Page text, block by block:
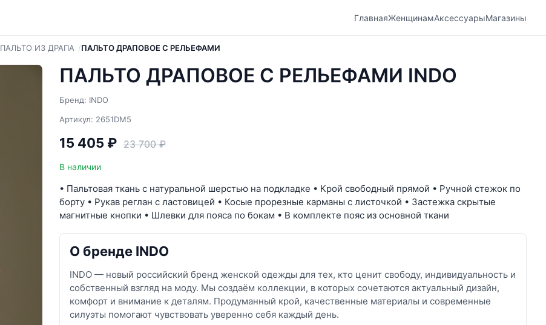
ГлавнаяЖенщинамАксессуарыМагазины
ПАЛЬТО ИЗ ДРАПА ПАЛЬТО ДРАПОВОЕ С РЕЛЬЕФАМИ
ПАЛЬТО ДРАПОВОЕ С РЕЛЬЕФАМИ INDO
Бренд: INDO
Артикул: 2651DM5
15 405 ₽ 23 700 ₽
В наличии
• Пальтовая ткань с натуральной шерстью на подкладке • Крой свободный прямой • Ручной стежок по
борту • Рукав реглан с ластовицей • Косые прорезные карманы с листочкой • Застежка скрытые
магнитные кнопки • Шлевки для пояса по бокам • В комплекте пояс из основной ткани
О бренде INDO
INDO — новый российский бренд женской одежды для тех, кто ценит свободу, индивидуальность и
собственный взгляд на моду. Мы создаём коллекции, в которых сочетаются актуальный дизайн,
комфорт и внимание к деталям. Продуманный крой, качественные материалы и современные
силуэты помогают чувствовать уверенно себя каждый день.